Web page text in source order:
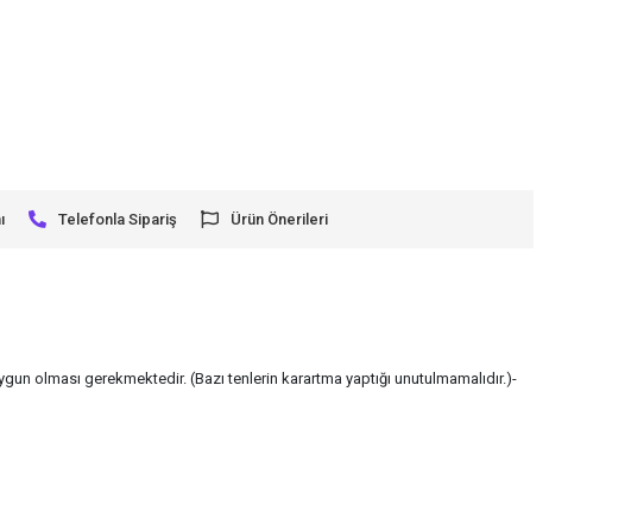
Telefonla Sipariş Ürün Önerileri
olması gerekmektedir. (Bazı tenlerin karartma yaptığı unutulmamalıdır.)-